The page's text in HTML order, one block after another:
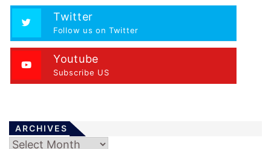
Twitter
Follow us on Twitter
Youtube
Subscribe US
ARCHIVES
Archives